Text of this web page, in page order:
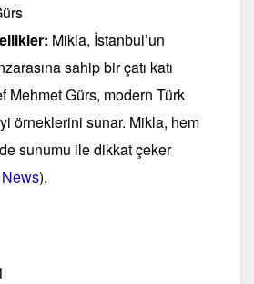
Mikla, İstanbul’un
sahip bir çatı katı
Mehmet Gürs, modern Türk
örneklerini sunar. Mikla, hem
sunumu ile dikkat çeker​
)​.